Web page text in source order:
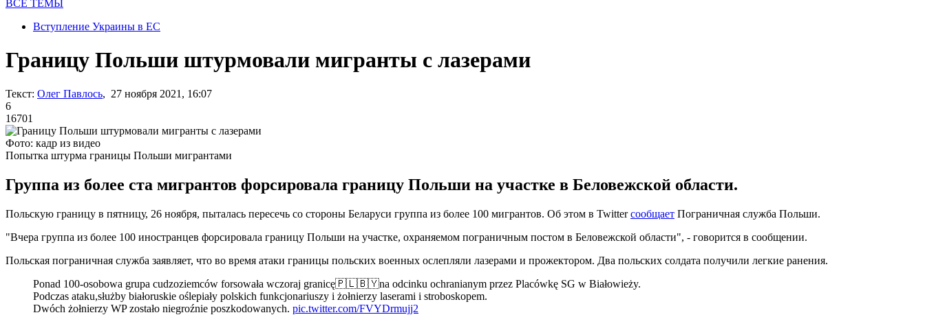
ВСЕ ТЕМЫ
Вступление Украины в ЕС
Границу Польши штурмовали мигранты с лазерами
Текст: Олег Павлось, 27 ноября 2021, 16:07
6
16701
Фото: кадр из видео
Попытка штурма границы Польши мигрантами
Группа из более ста мигрантов форсировала границу Польши на участке в Беловежской области.
Польскую границу в пятницу, 26 ноября, пыталась пересечь со стороны Беларуси группа из более 100 мигрантов. Об этом в Twitterсообщает Пограничная служба Польши.
"Вчера группа из более 100 иностранцев форсировала границу Польши на участке, охраняемом пограничным постом в Беловежской области", - говорится в сообщении.
Польская пограничная служба заявляет, что во время атаки границы польских военных ослепляли лазерами и прожектором. Два польских солдата получили легкие ранения.
Ponad 100-osobowa grupa cudzoziemców forsowała wczoraj granicę🇵🇱🇧🇾na odcinku ochranianym przez Placówkę SG w Białowieży.
Podczas ataku,służby białoruskie oślepiały polskich funkcjonariuszy i żołnierzy laserami i stroboskopem.
Dwóch żołnierzy WP zostało niegroźnie poszkodowanych. pic.twitter.com/FVYDrmujj2